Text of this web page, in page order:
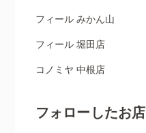
フィール みかん山
フィール 堀田店
コノミヤ 中根店
フォローしたお店